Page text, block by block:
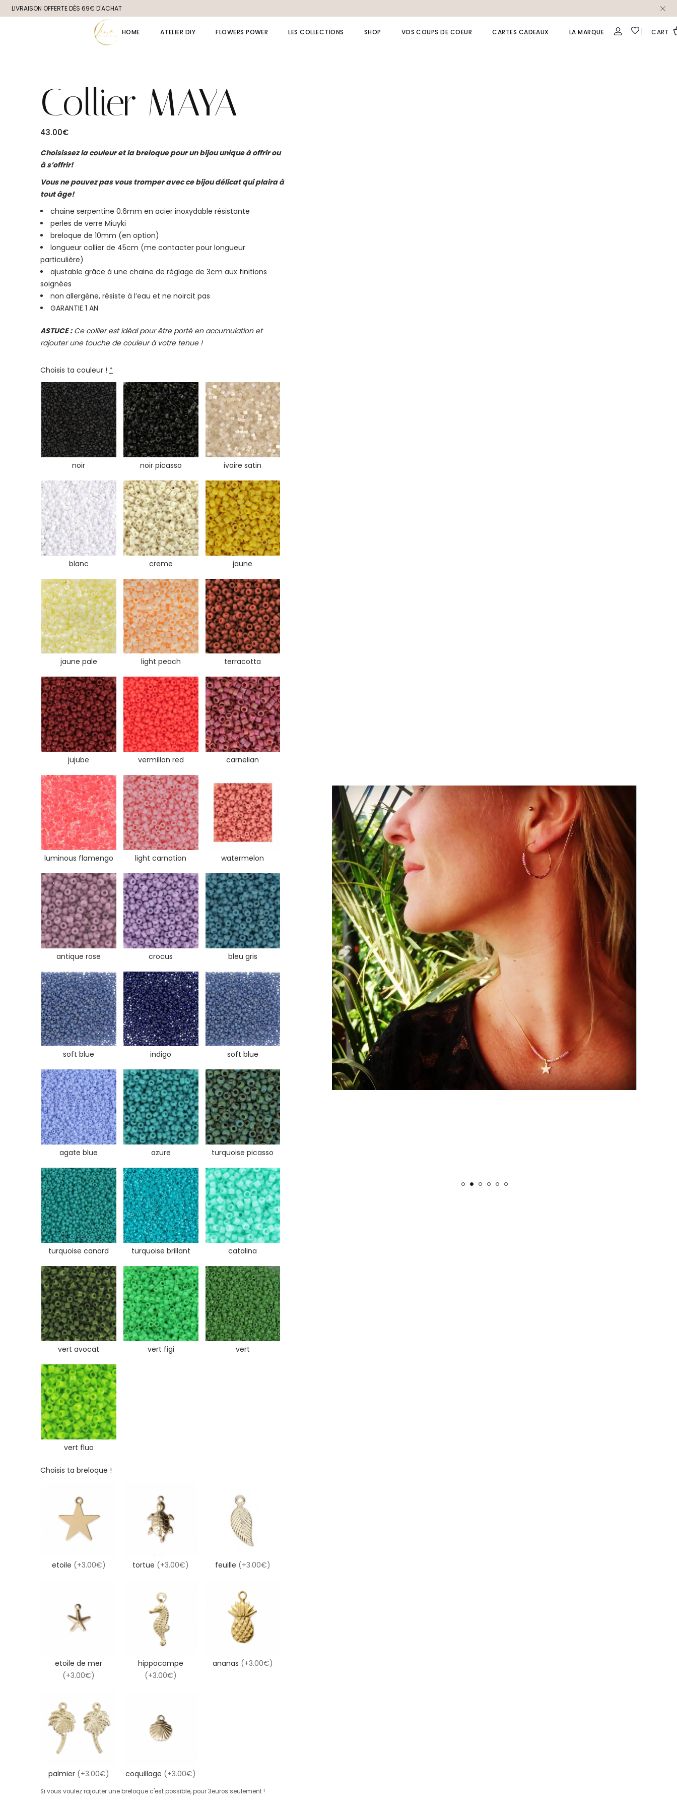
the
LIVRAISON OFFERTE DÈS 69€ D'ACHAT
HOME ATELIER DIY FLOWERS POWER LES COLLECTIONS SHOP VOS COUPS DE COEUR CARTES CADEAUX LA MARQUE CART
Collier MAYA
43.00€
Choisissez la couleur et la breloque pour un bijou unique à offrir ou
à s’offrir!
Vous ne pouvez pas vous tromper avec ce bijou délicat qui plaira à
tout âge!
chaine serpentine 0.6mm en acier inoxydable résistante
perles de verre Miuyki
breloque de 10mm (en option)
longueur collier de 45cm (me contacter pour longueur
particulière)
ajustable grâce à une chaine de réglage de 3cm aux finitions
soignées
non allergène, résiste à l’eau et ne noircit pas
GARANTIE 1 AN
ASTUCE :Ce collier est idéal pour être porté en accumulation et
rajouter une touche de couleur à votre tenue !
Choisis ta couleur ! *
noir noir picasso ivoire satin
blanc creme jaune
jaune pale light peach terracotta
jujube vermillon red carnelian
luminous flamengo light carnation watermelon
antique rose crocus bleu gris
soft blue indigo soft blue
agate blue azure turquoise picasso
turquoise canard turquoise brillant catalina
vert avocat vert figi vert
vert fluo
Choisis ta breloque !
etoile (+3.00€) tortue (+3.00€) feuille (+3.00€)
etoile de mer
(+3.00€)
hippocampe
(+3.00€)
ananas (+3.00€)
palmier (+3.00€) coquillage (+3.00€)
Si vous voulez rajouter une breloque c'est possible, pour 3euros seulement !